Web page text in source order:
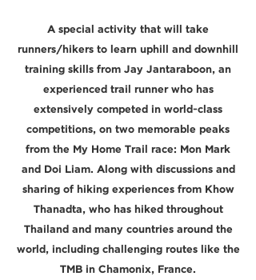
A special activity that will take
runners/hikers to learn uphill and downhill
training skills from Jay Jantaraboon, an
experienced trail runner who has
extensively competed in world-class
competitions, on two memorable peaks
from the My Home Trail race: Mon Mark
and Doi Liam. Along with discussions and
sharing of hiking experiences from Khow
Thanadta, who has hiked throughout
Thailand and many countries around the
world, including challenging routes like the
TMB in Chamonix, France.